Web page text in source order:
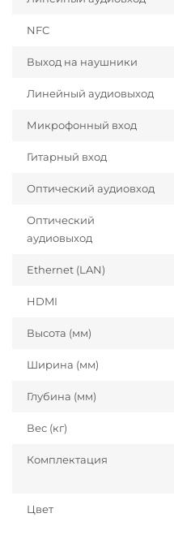
NFC
Выход на наушники
Линейный аудиовыход
Микрофонный вход
Гитарный вход
Оптический аудиовход
Оптический
аудиовыход
Ethernet (LAN)
HDMI
Высота (мм)
Ширина (мм)
Глубина (мм)
Вес (кг)
Комплектация
Цвет